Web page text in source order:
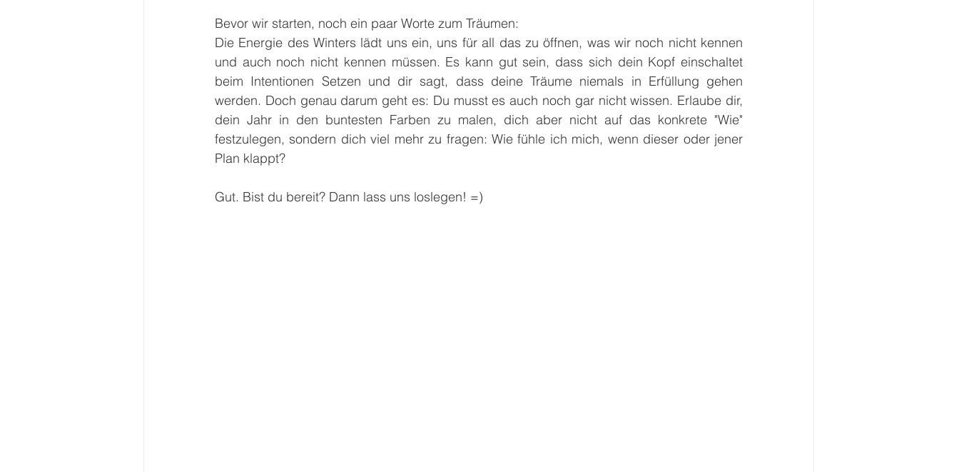
Bevor wir starten, noch ein paar Worte zum Träumen:
Die Energie des Winters lädt uns ein, uns für all das zu öffnen, was wir noch nicht kennen
und auch noch nicht kennen müssen. Es kann gut sein, dass sich dein Kopf einschaltet
beim Intentionen Setzen und dir sagt, dass deine Träume niemals in Erfüllung gehen
werden. Doch genau darum geht es: Du musst es auch noch gar nicht wissen. Erlaube dir,
dein Jahr in den buntesten Farben zu malen, dich aber nicht auf das konkrete "Wie"
festzulegen, sondern dich viel mehr zu fragen: Wie fühle ich mich, wenn dieser oder jener
Plan klappt?
Gut. Bist du bereit? Dann lass uns loslegen! =)